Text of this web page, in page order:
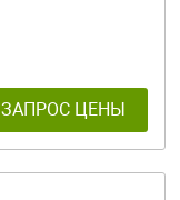
ЗАПРОС ЦЕНЫ